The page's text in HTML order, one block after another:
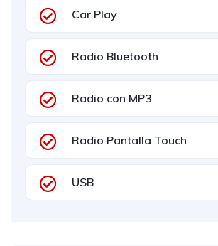
Car Play
Radio Bluetooth
Radio con MP3
Radio Pantalla Touch
USB